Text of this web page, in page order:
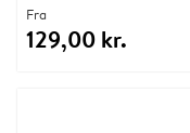
Fra
129,00 kr.